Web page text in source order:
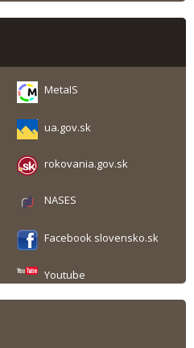
MetaIS
ua.gov.sk
rokovania.gov.sk
NASES
Facebook slovensko.sk
Youtube